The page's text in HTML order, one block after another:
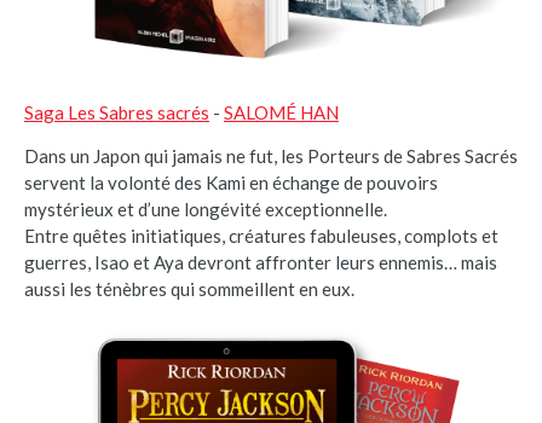
Saga Les Sabres sacrés - SALOMÉ HAN
Dans un Japon qui jamais ne fut, les Porteurs de Sabres Sacrés
servent la volonté des Kami en échange de pouvoirs
mystérieux et d’une longévité exceptionnelle.
Entre quêtes initiatiques, créatures fabuleuses, complots et
guerres, Isao et Aya devront affronter leurs ennemis… mais
aussi les ténèbres qui sommeillent en eux.